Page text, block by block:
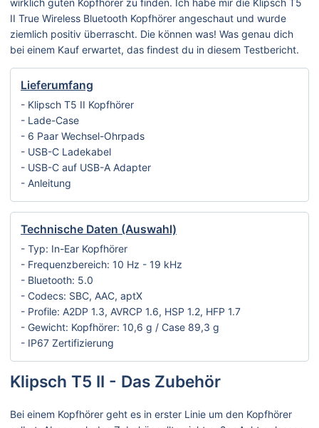
wirklich guten Kopfhörer zu finden. Ich habe mir die Klipsch T5
II True Wireless Bluetooth Kopfhörer angeschaut und wurde
ziemlich positiv überrascht. Die können was! Was genau dich
bei einem Kauf erwartet, das findest du in diesem Testbericht.
Lieferumfang
- Klipsch T5 II Kopfhörer
- Lade-Case
- 6 Paar Wechsel-Ohrpads
- USB-C Ladekabel
- USB-C auf USB-A Adapter
- Anleitung
Technische Daten (Auswahl)
- Typ: In-Ear Kopfhörer
- Frequenzbereich: 10 Hz - 19 kHz
- Bluetooth: 5.0
- Codecs: SBC, AAC, aptX
- Profile: A2DP 1.3, AVRCP 1.6, HSP 1.2, HFP 1.7
- Gewicht: Kopfhörer: 10,6 g / Case 89,3 g
- IP67 Zertifizierung
Klipsch T5 II - Das Zubehör
Bei einem Kopfhörer geht es in erster Linie um den Kopfhörer